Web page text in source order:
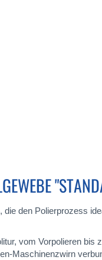
den Polierprozess
vom Vorpolieren
Maschinenzwirn